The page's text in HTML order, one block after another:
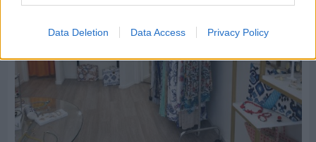
Data Deletion Data Access Privacy Policy